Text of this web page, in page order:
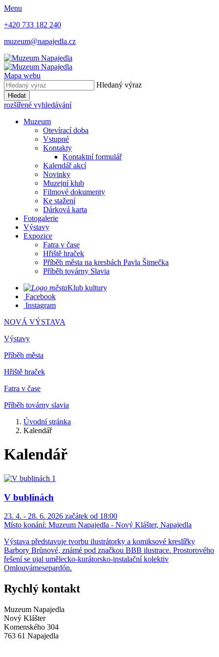
Menu
+420 733 182 240
muzeum@napajedla.cz
Mapa webu
Hledaný výraz
Hledat
rozšířené vyhledávání
Muzeum
Otevírací doba
Vstupné
Kontakty
Kontaktní formulář
Kalendář akcí
Novinky
Muzejní klub
Filmové dokumenty
Ke stažení
Dárková karta
Fotogalerie
Výstavy
Expozice
Fatra v čase
Hřiště hraček
Příběh města na kresbách Pavla Šimečka
Příběh továrny Slavia
Klub kultury
Facebook
Instagram
NOVÁ VÝSTAVA
Výstavy
Příběh města
Hřiště hraček
Fatra v čase
Příběh továrny slavia
Úvodní stránka
Kalendář
Kalendář
V bublinách
23. 4. - 28. 6. 2026 začátek od 18:00
Místo konání: Muzeum Napajedla - Nový Klášter, Napajedla
Výstava představuje tvorbu ilustrátorky a komiksové kreslířky
Barbory Brůnové, známé pod značkou BBB ilustrace. Prostorového
řešení se ujal umělecko-kurátorsko-instalační kolektiv
Omlouvámesepardón.
Rychlý kontakt
Muzeum Napajedla
Nový Klášter
Komenského 304
763 61 Napajedla